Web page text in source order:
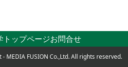
トップページお問合せ
MEDIA FUSION Co.,Ltd. All rights reserved.